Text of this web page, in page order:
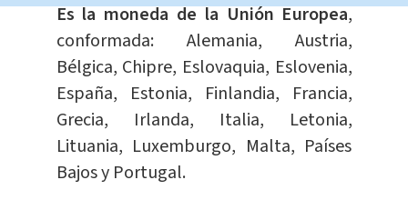
Es la moneda de la Unión Europea,
conformada: Alemania, Austria,
Bélgica, Chipre, Eslovaquia, Eslovenia,
España, Estonia, Finlandia, Francia,
Grecia, Irlanda, Italia, Letonia,
Lituania, Luxemburgo, Malta, Países
Bajos y Portugal.